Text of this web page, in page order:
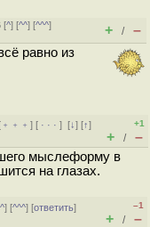
[^] [^^] [^^^]
+ / –
равно из
﹢﹢﹢] [ · · ·][↓] [↑]
+1
+ / –
мыслеформу в
на глазах.
] [^^^] [ответить]
–1
+ / –